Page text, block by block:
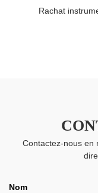
Rachat
Contactez-nous en
Nom